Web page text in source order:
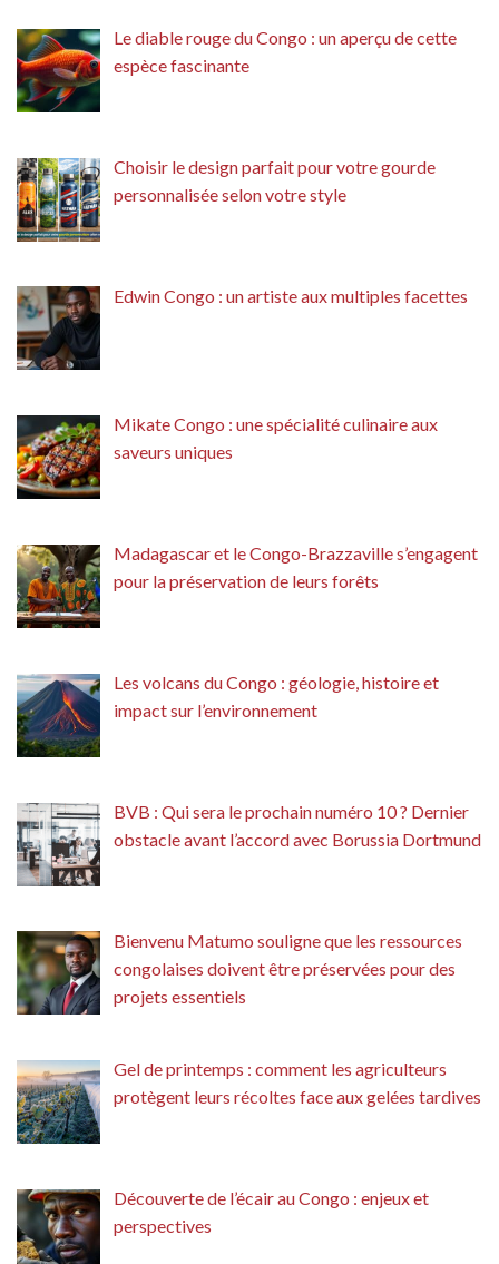
Le diable rouge du Congo : un aperçu de cette
espèce fascinante
Choisir le design parfait pour votre gourde
personnalisée selon votre style
Edwin Congo : un artiste aux multiples facettes
Mikate Congo : une spécialité culinaire aux
saveurs uniques
Madagascar et le Congo-Brazzaville s’engagent
pour la préservation de leurs forêts
Les volcans du Congo : géologie, histoire et
impact sur l’environnement
BVB : Qui sera le prochain numéro 10 ? Dernier
obstacle avant l’accord avec Borussia Dortmund
Bienvenu Matumo souligne que les ressources
congolaises doivent être préservées pour des
projets essentiels
Gel de printemps : comment les agriculteurs
protègent leurs récoltes face aux gelées tardives
Découverte de l’écair au Congo : enjeux et
perspectives